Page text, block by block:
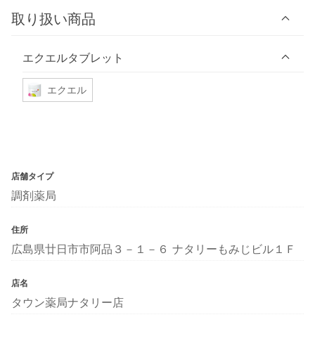
取り扱い商品
エクエルタブレット
エクエル
店舗タイプ
調剤薬局
住所
広島県廿日市市阿品３－１－６ ナタリーもみじビル１Ｆ
店名
タウン薬局ナタリー店